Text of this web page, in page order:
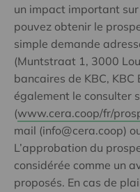
un impact important
pouvez obtenir le
simple demande
(Muntstraat 1, 3000
bancaires de KBC, KBC
également le consulter
(www.cera.coop/fr/
mail (info@cera.coop)
L’approbation du
considérée comme un
proposés. En cas de